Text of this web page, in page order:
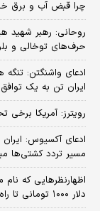
چرا قبض آب و برق خرداد و تیر
روحانی: رهبر شهید
حرف‌های توخالی و بلوف است/
ادعای واشنگتن: تنگه
ایران تن به یک
رویترز: آمریکا برخی
ادعای آکسیوس: ایران
مسیر تردد کشتی‌ها
اظهارنظرهایی که
دلار ۱۰۰۰ تومانی تا راه حل نجات کشور با ساخت بمب اتم و شلیک آن!